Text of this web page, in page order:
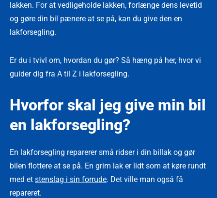
lakken. For at vedligeholde lakken, forlænge dens levetid
og gøre din bil pænere at se på, kan du give den en
lakforsegling.
Er du i tvivl om, hvordan du gør? Så hæng på her, hvor vi
guider dig fra A til Z i lakforsegling.
Hvorfor skal jeg give min bil
en lakforsegling?
En lakforsegling reparerer små ridser i din billak og gør
bilen flottere at se på. En grim lak er lidt som at køre rundt
med et stenslag i sin forrude. Det ville man også få
repareret.